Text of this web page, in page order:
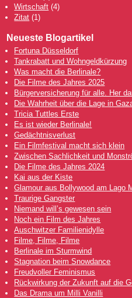
Wirtschaft (4)
Zitat (1)
Neueste Blogartikel
Fortuna Düsseldorf
Tankrabatt und Wohngeldkürzung
Was macht die Berlinale?
Die Filme des Jahres 2025
Bürgerversicherung für alle. Her
Die Wahrheit über die Lage in
Tricia Tuttles Erste
Es ist wieder Berlinale!
Gedächtnisverlust
Ein Filmfestival macht sich klein
Zwischen Sachlichkeit und
Die Filme des Jahres 2024
Kai aus der Kiste
Glamour aus Bollywood am Lago
Traurige Gangster
Niemand will’s gewesen sein
Noch ein Film des Jahres
Auschwitzer Familienidylle
Filme, Filme, Filme
Berlinale im Sturmwind
Stagnation beim Snowdance
Freudvoller Feminismus
Rückwirkung der Zukunft auf die
Das Drama um Milli Vanilli